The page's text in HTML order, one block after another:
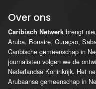
Over ons
Caribisch Netwerk brengt
Aruba, Bonaire, Curaçao,
Caribische gemeenschap in
journalisten volgen we de
Nederlandse Koninkrijk. Het
Arubaanse gemeenschap in